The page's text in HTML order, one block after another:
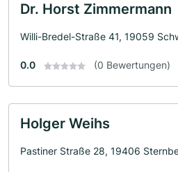
Dr. Horst Zimmermann
Willi-Bredel-Straße 41, 19059
0.0 (0 Bewertungen)
Holger Weihs
Pastiner Straße 28, 19406